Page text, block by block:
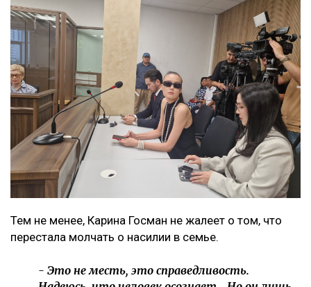
Тем не менее, Карина Госман не жалеет о том, что
перестала молчать о насилии в семье.
- Это не месть, это справедливость.